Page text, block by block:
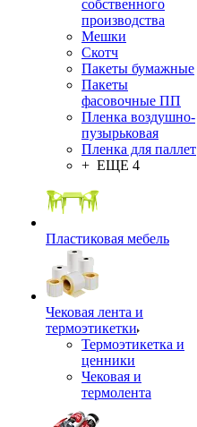
собственного
производства
Мешки
Скотч
Пакеты бумажные
Пакеты
фасовочные ПП
Пленка воздушно-
пузырьковая
Пленка для паллет
+ ЕЩЕ 4
Пластиковая мебель
Чековая лента и
термоэтикетки
Термоэтикетка и
ценники
Чековая и
термолента